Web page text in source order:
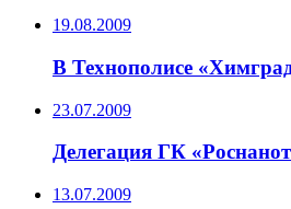
19.08.2009
В Технополисе
23.07.2009
Делегация ГК
13.07.2009